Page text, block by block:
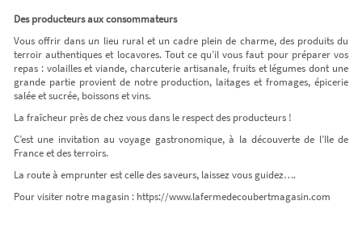
Des producteurs aux consommateurs
Vous offrir dans un lieu rural et un cadre plein de charme, des produits du
terroir authentiques et locavores. Tout ce qu’il vous faut pour préparer vos
repas : volailles et viande, charcuterie artisanale, fruits et légumes dont une
grande partie provient de notre production, laitages et fromages, épicerie
salée et sucrée, boissons et vins.
La fraîcheur près de chez vous dans le respect des producteurs !
C’est une invitation au voyage gastronomique, à la découverte de l’Ile de
France et des terroirs.
La route à emprunter est celle des saveurs, laissez vous guidez….
Pour visiter notre magasin : https://www.lafermedecoubertmagasin.com